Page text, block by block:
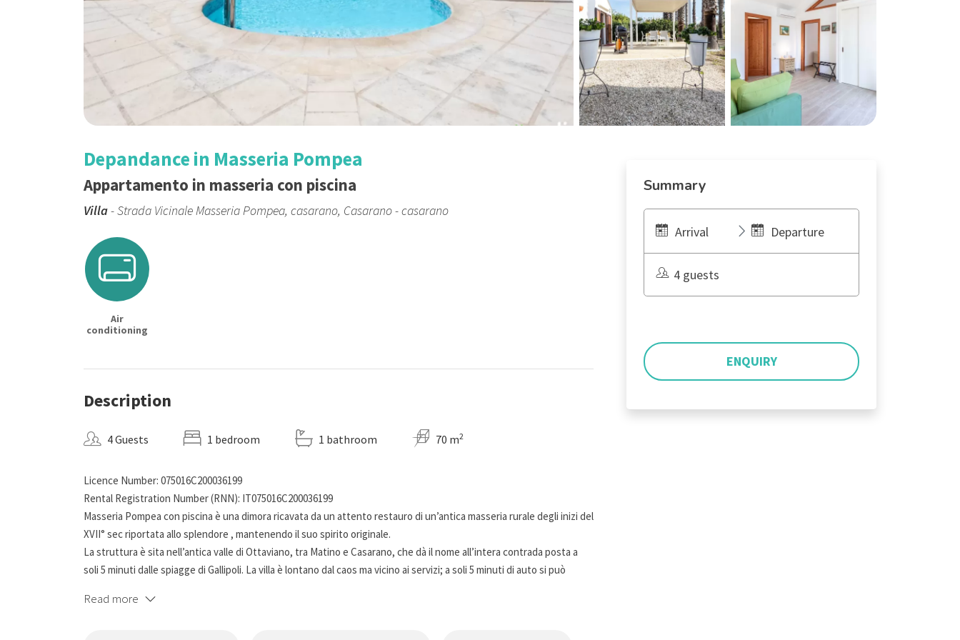
Depandance in Masseria Pompea
Appartamento in masseria con piscina
Villa- Strada Vicinale Masseria Pompea, casarano, Casarano - casarano
Air
conditioning
Description
4 Guests 1 bedroom 1 bathroom 70 m2
Licence Number: 075016C200036199
Rental Registration Number (RNN): IT075016C200036199
Masseria Pompea con piscina è una dimora ricavata da un attento restauro di un’antica masseria rurale degli inizi del
XVII° sec riportata allo splendore , mantenendo il suo spirito originale.
La struttura è sita nell’antica valle di Ottaviano, tra Matino e Casarano, che dà il nome all’intera contrada posta a
soli 5 minuti dalle spiagge di Gallipoli. La villa è lontano dal caos ma vicino ai servizi; a soli 5 minuti di auto si può
pietra locale , il carparo, di cui è arricchita la Villa Pompea.
Read more
Summary
Arrival Departure
4 guests
ENQUIRY